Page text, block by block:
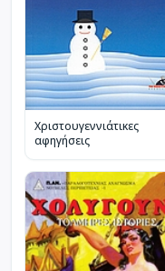
Χριστουγεννιάτικες
αφηγήσεις